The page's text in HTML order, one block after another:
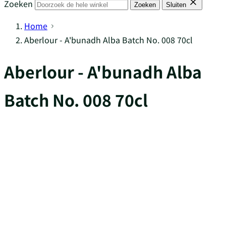
Zoeken Zoeken Sluiten
Home
Aberlour - A'bunadh Alba Batch No. 008 70cl
Aberlour - A'bunadh Alba
Batch No. 008 70cl